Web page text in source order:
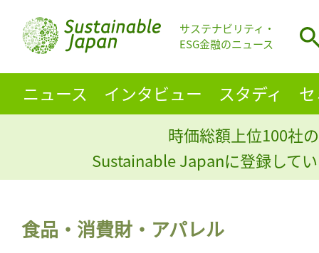
サステナビリティ・
ESG金融のニュース
ニュース インタビュー スタディ
時価総額上位100社
Sustainable Japanに登録して
食品・消費財・アパレル